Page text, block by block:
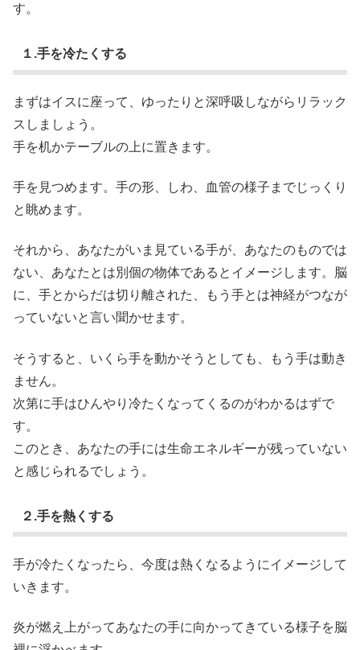
す。
１.手を冷たくする
まずはイスに座って、ゆったりと深呼吸しながらリラック
スしましょう。
手を机かテーブルの上に置きます。
手を見つめます。手の形、しわ、血管の様子までじっくり
と眺めます。
それから、あなたがいま見ている手が、あなたのものでは
ない、あなたとは別個の物体であるとイメージします。脳
に、手とからだは切り離された、もう手とは神経がつなが
っていないと言い聞かせます。
そうすると、いくら手を動かそうとしても、もう手は動き
ません。
次第に手はひんやり冷たくなってくるのがわかるはずで
す。
このとき、あなたの手には生命エネルギーが残っていない
と感じられるでしょう。
２.手を熱くする
手が冷たくなったら、今度は熱くなるようにイメージして
いきます。
炎が燃え上がってあなたの手に向かってきている様子を脳